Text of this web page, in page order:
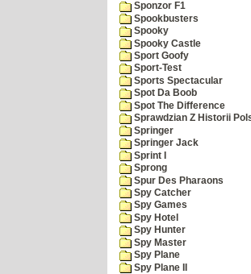
Sponzor F1
Spookbusters
Spooky
Spooky Castle
Sport Goofy
Sport-Test
Sports Spectacular
Spot Da Boob
Spot The Difference
Sprawdzian Z Historii
Springer
Springer Jack
Sprint I
Sprong
Spur Des Pharaons
Spy Catcher
Spy Games
Spy Hotel
Spy Hunter
Spy Master
Spy Plane
Spy Plane II